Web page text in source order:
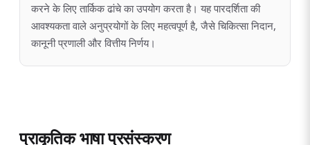
करने के लिए तार्किक ढांचे का उपयोग करता है। यह पारदर्शिता की
आवश्यकता वाले अनुप्रयोगों के लिए महत्वपूर्ण है, जैसे चिकित्सा निदान,
कानूनी प्रणाली और वित्तीय निर्णय।
प्राकृतिक भाषा प्रसंस्करण